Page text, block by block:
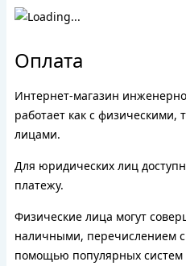
Оплата
Интернет-магазин
работает как с физическими,
лицами.
Для юридических лиц
платежу.
Физические лица могут
наличными, перечислением с
помощью популярных систем